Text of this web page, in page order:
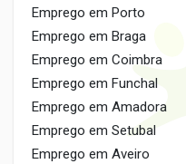
Emprego em Porto
Emprego em Braga
Emprego em Coimbra
Emprego em Funchal
Emprego em Amadora
Emprego em Setubal
Emprego em Aveiro